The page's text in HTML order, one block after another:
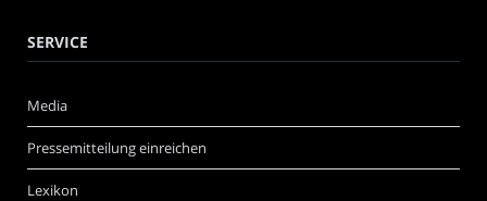
SERVICE
Media
Pressemitteilung einreichen
Lexikon